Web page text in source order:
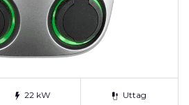
22 kW Uttag